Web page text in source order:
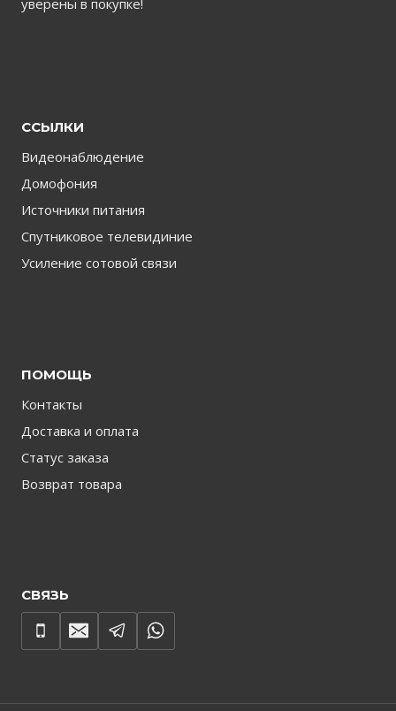
уверены в покупке!
ССЫЛКИ
Видеонаблюдение
Домофония
Источники питания
Спутниковое телевидиние
Усиление сотовой связи
ПОМОЩЬ
Контакты
Доставка и оплата
Статус заказа
Возврат товара
СВЯЗЬ